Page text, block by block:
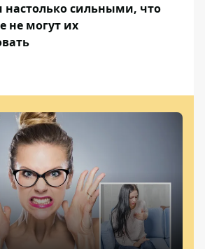
настолько сильными, что
не могут их